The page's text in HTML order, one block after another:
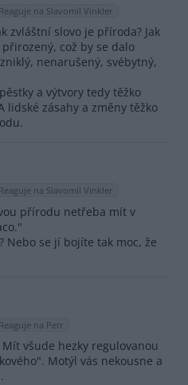
Reaguje na Slavomil Vinkler
zvláštní slovo je příroda? Jak
což by se dalo
nenarušený, svébytný,
a výtvory tedy těžko
lidské zásahy a změny těžko
Reaguje na Slavomil Vinkler
přírodu netřeba mít v
Nebo se jí bojíte tak moc, že
Reaguje na Petr
všude hezky regulovanou
Motýl vás nekousne a